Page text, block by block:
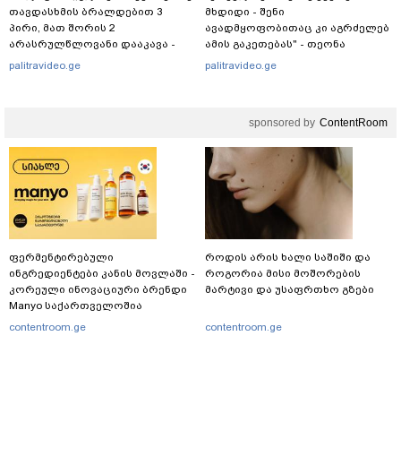
თავდასხმის ბრალდებით 3
პირი, მათ შორის 2
არასრულწლოვანი დააკავა -
შსს ინფორმაციას ავრცელებს
palitravideo.ge
მხდიდი - შენი
ავადმყოფობითაც კი აგრძელებ
ამის გაკეთებას" - თეონა
კონტრიძე მეუღლეს ემოციურ
palitravideo.ge
sponsored by ContentRoom
ფერმენტირებული
ინგრედიენტები კანის მოვლაში -
კორეული ინოვაციური ბრენდი
Manyo საქართველოშია
contentroom.ge
როდის არის ხალი საშიში და
როგორია მისი მოშორების
მარტივი და უსაფრთხო გზები
contentroom.ge